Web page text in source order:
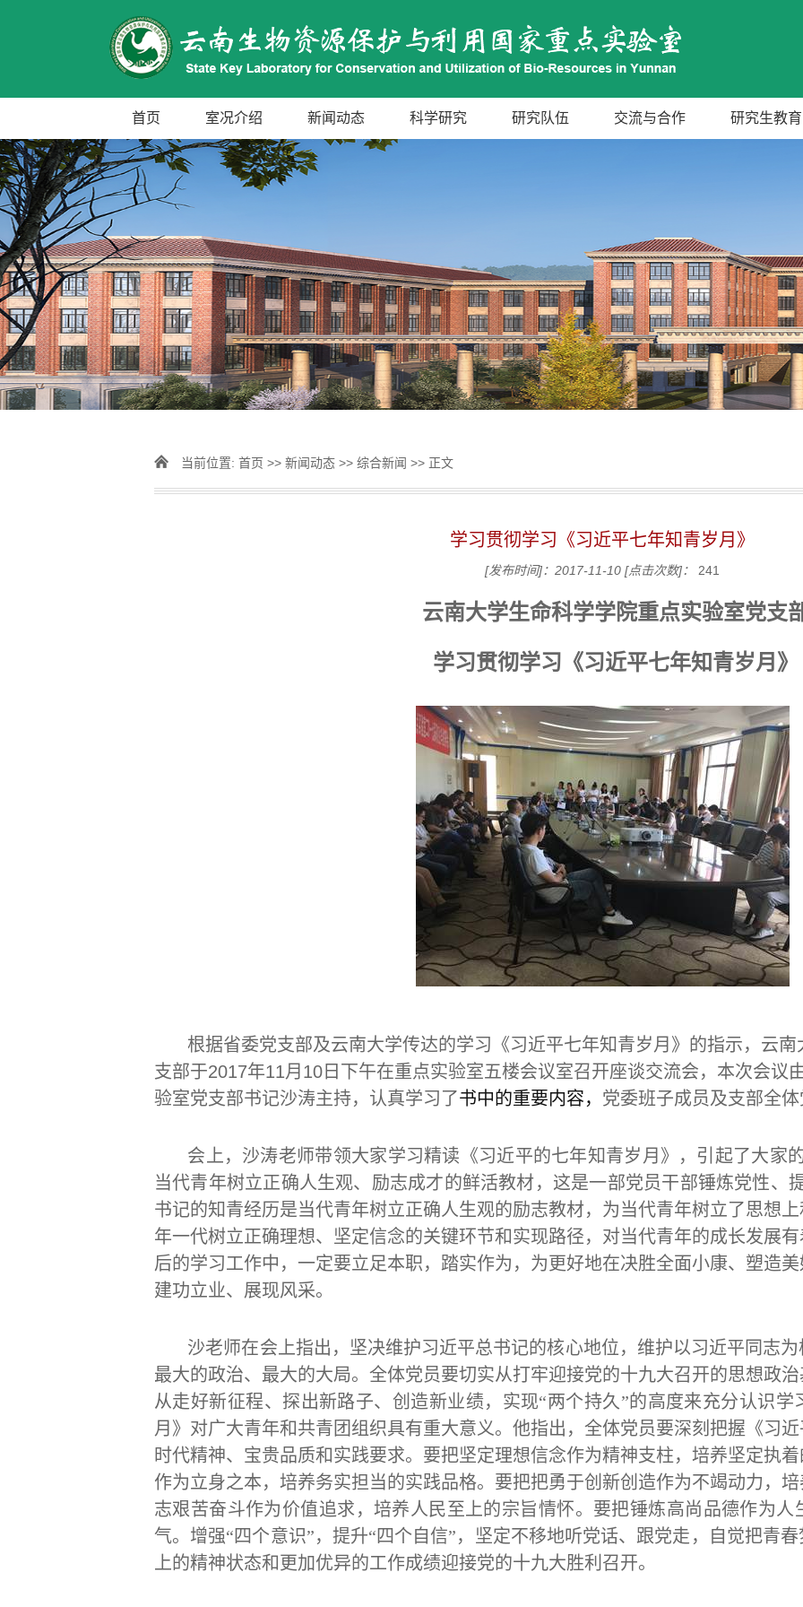
首页 室况介绍 新闻动态 科学研究 研究队伍 交流与合作 研究生教育
当前位置: 首页 >> 新闻动态 >> 综合新闻 >> 正文
学习贯彻学习《习近平七年知青岁月》
[发布时间]：2017-11-10 [点击次数]： 241
云南大学生命科学学院重点实验室党支
学习贯彻学习《习近平七年知青岁月》
根据省委党支部及云南大学传达的学习《习近平七年知青岁月》的指示，云
支部于2017年11月 10 日下午在重点实验室五楼会议室召开座谈交流会，本次会议
验室党支部书记沙涛主持，认真学习了书中的重要内容， 党委班子成员及支部全
会上，沙涛老师带领大家学习精读《习近平的七年知青岁月》，引起了大家
当代青年树立正确人生观、励志成才的鲜活教材，这是一部党员干部锤炼党性、
书记的知青经历是当代青年树立正确人生观的励志教材，为当代青年树立了思想
年一代树立正确理想、坚定信念的关键环节和实现路径，对当代青年的成长发展
后的学习工作中，一定要立足本职，踏实作为，为更好地在决胜全面小康、塑造
建功立业、展现风采。
沙老师在会上指出，坚决维护习近平总书记的核心地位，维护以习近平同志
最大的政治、最大的大局。全体党员要切实从打牢迎接党的十九大召开的思想政
从走好新征程、探出新路子、创造新业绩，实现“两个持久”的高度来充分认识
月》对广大青年和共青团组织具有重大意义。他指出，全体党员要深刻把握《习
时代精神、宝贵品质和实践要求。要把坚定理想信念作为精神支柱，培养坚定执
作为立身之本，培养务实担当的实践品格。要把把勇于创新创造作为不竭动力，
志艰苦奋斗作为价值追求，培养人民至上的宗旨情怀。要把锤炼高尚品德作为
气。增强“四个意识”，提升“四个自信”，坚定不移地听党话、跟党走，自觉把青
上的精神状态和更加优异的工作成绩迎接党的十九大胜利召开。